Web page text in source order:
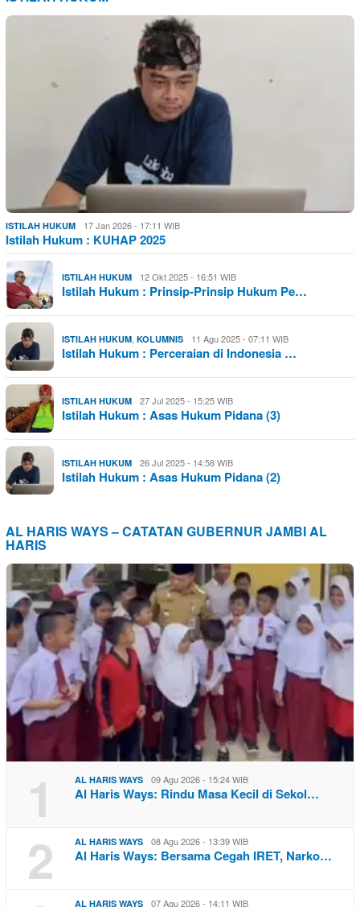
ISTILAH HUKUM 17 Jan 2026 - 17:11 WIB
Istilah Hukum : KUHAP 2025
ISTILAH HUKUM 12 Okt 2025 - 16:51 WIB
Istilah Hukum : Prinsip-Prinsip Hukum Pe…
ISTILAH HUKUM KOLUMNIS 11 Agu 2025 - 07:11 WIB
Istilah Hukum : Perceraian di Indonesia …
ISTILAH HUKUM 27 Jul 2025 - 15:25 WIB
Istilah Hukum : Asas Hukum Pidana (3)
ISTILAH HUKUM 26 Jul 2025 - 14:58 WIB
Istilah Hukum : Asas Hukum Pidana (2)
AL HARIS WAYS – CATATAN GUBERNUR JAMBI AL
HARIS
1 AL HARIS WAYS 09 Agu 2026 - 15:24 WIB
Al Haris Ways: Rindu Masa Kecil di Sekol…
2 AL HARIS WAYS 08 Agu 2026 - 13:39 WIB
Al Haris Ways: Bersama Cegah IRET, Narko…
AL HARIS WAYS 07 Agu 2026 - 14:11 WIB